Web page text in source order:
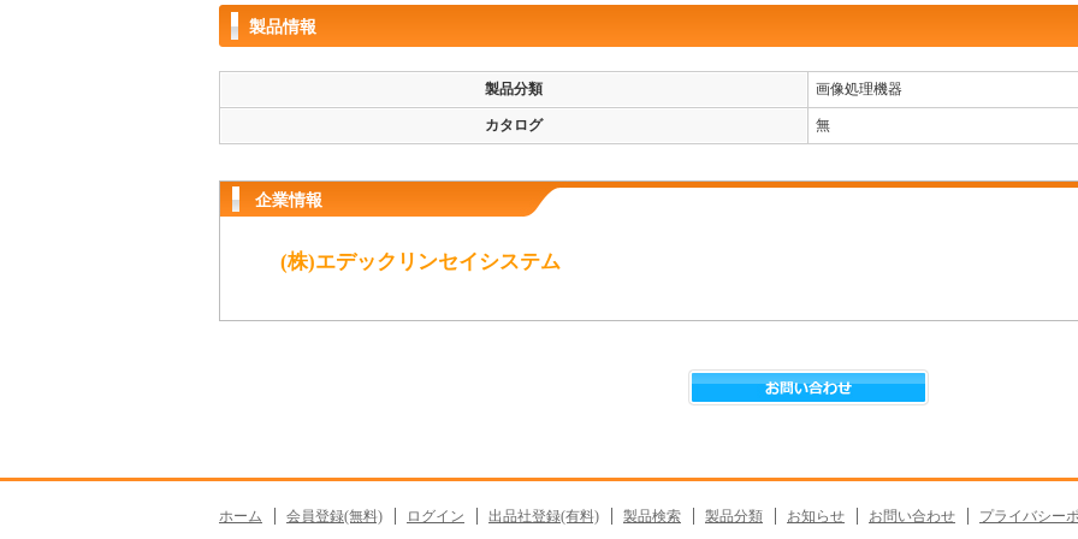
製品情報
製品分類 画像処理機器
カタログ 無
企業情報
(株)エデックリンセイシステム
ホーム 会員登録(無料) ログイン 出品社登録(有料) 製品検索 製品分類 お知らせ お問い合わせ プライバシー